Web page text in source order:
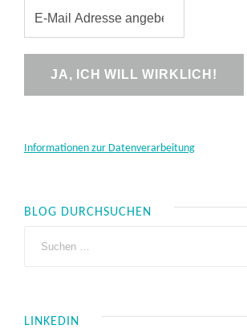
Informationen zur Datenverarbeitung
BLOG DURCHSUCHEN
LINKEDIN